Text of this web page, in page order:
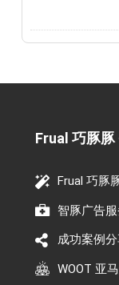
Frual 巧豚
Frual 巧豚
智豚广告
成功案例
WOOT 亚